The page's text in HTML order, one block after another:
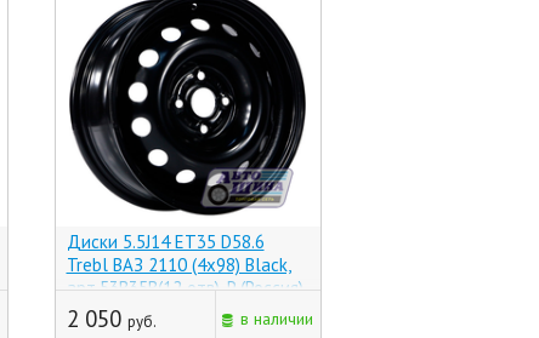
Диски 5.5J14 ET35 D58.6
Trebl ВАЗ 2110 (4x98) Black,
арт.53B35B(12 отв)_P (Россия)
2 050 руб. в наличии